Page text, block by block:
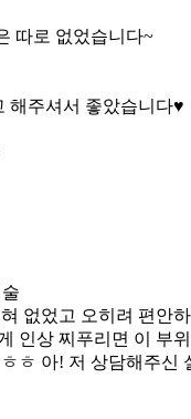
따로 없었습니다~
해주셔서 좋았습니다♥
없었고 오히려 편안
인상 찌푸리면 이 부
ㅎ 아! 저 상담해주